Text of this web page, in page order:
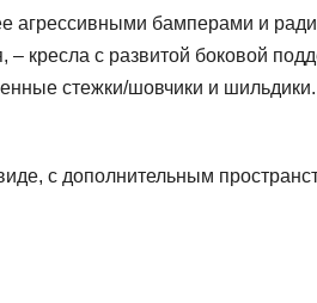
агрессивными бамперами и
кресла с развитой боковой
стежки/шовчики и
с дополнительным